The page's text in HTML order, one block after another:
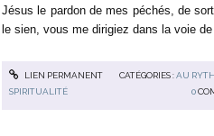
Jésus le pardon de mes péchés, de
le sien, vous me dirigiez dans la voie
LIEN PERMANENT CATÉGORIES :AU
SPIRITUALITÉ
0